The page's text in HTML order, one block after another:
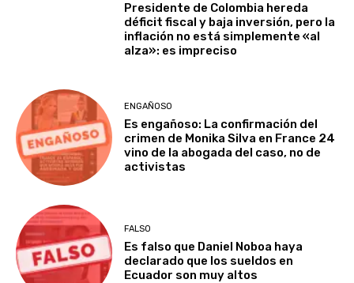
Presidente de Colombia hereda
déficit fiscal y baja inversión, pero la
inflación no está simplemente «al
alza»: es impreciso
ENGAÑOSO
Es engañoso: La confirmación del
crimen de Monika Silva en France 24
vino de la abogada del caso, no de
activistas
FALSO
Es falso que Daniel Noboa haya
declarado que los sueldos en
Ecuador son muy altos